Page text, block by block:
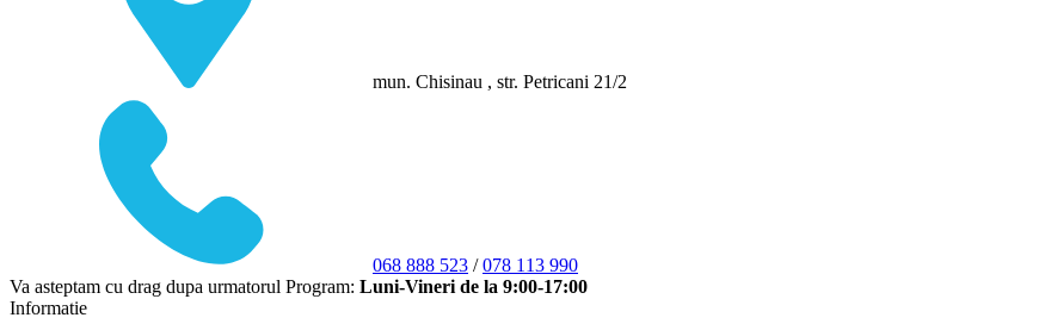
mun. Chisinau , str. Petricani 21/2
068 888 523 /078 113 990
Va asteptam cu drag dupa urmatorul Program: Luni-Vineri de la 9:00-17:00
Informatie